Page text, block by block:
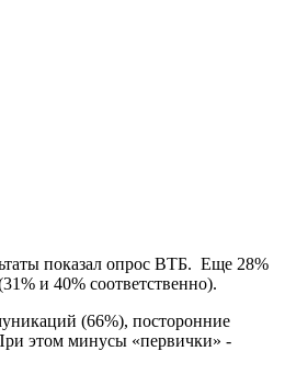
показал опрос ВТБ. Еще 28%
и 40% соответственно).
(66%), посторонние
этом минусы «первички» -